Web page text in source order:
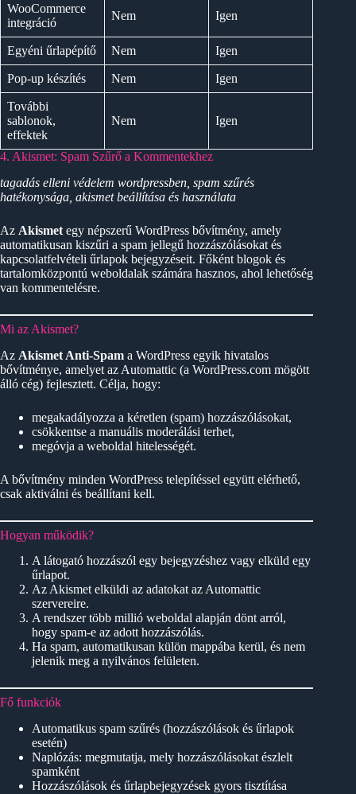
WooCommerce
integráció
Nem Igen
Egyéni űrlapépítő Nem Igen
Pop-up készítés Nem Igen
További
sablonok,
effektek
Nem Igen
4. Akismet: Spam Szűrő a Kommentekhez
tagadás elleni védelem wordpressben, spam szűrés
hatékonysága, akismet beállítása és használata
Az Akismet egy népszerű WordPress bővítmény, amely
automatikusan kiszűri a spam jellegű hozzászólásokat és
kapcsolatfelvételi űrlapok bejegyzéseit. Főként blogok és
tartalomközpontú weboldalak számára hasznos, ahol lehetőség
van kommentelésre.
Mi az Akismet?
Az Akismet Anti-Spam a WordPress egyik hivatalos
bővítménye, amelyet az Automattic (a WordPress.com mögött
álló cég) fejlesztett. Célja, hogy:
megakadályozza a kéretlen (spam) hozzászólásokat,
csökkentse a manuális moderálási terhet,
megóvja a weboldal hitelességét.
A bővítmény minden WordPress telepítéssel együtt elérhető,
csak aktiválni és beállítani kell.
Hogyan működik?
A látogató hozzászól egy bejegyzéshez vagy elküld egy
űrlapot.
Az Akismet elküldi az adatokat az Automattic
szervereire.
A rendszer több millió weboldal alapján dönt arról,
hogy spam-e az adott hozzászólás.
Ha spam, automatikusan külön mappába kerül, és nem
jelenik meg a nyilvános felületen.
Fő funkciók
Automatikus spam szűrés (hozzászólások és űrlapok
esetén)
Naplózás: megmutatja, mely hozzászólásokat észlelt
spamként
Hozzászólások és űrlapbejegyzések gyors tisztítása